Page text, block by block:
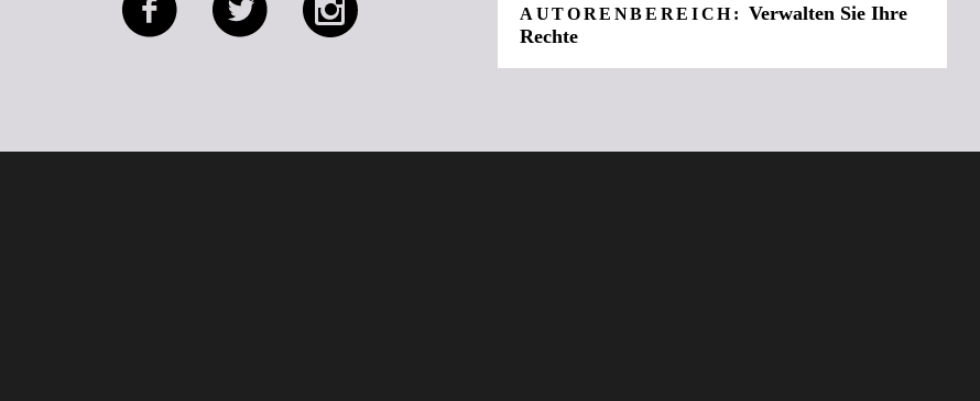
AUTORENBEREICH:Verwalten Sie Ihre
Rechte